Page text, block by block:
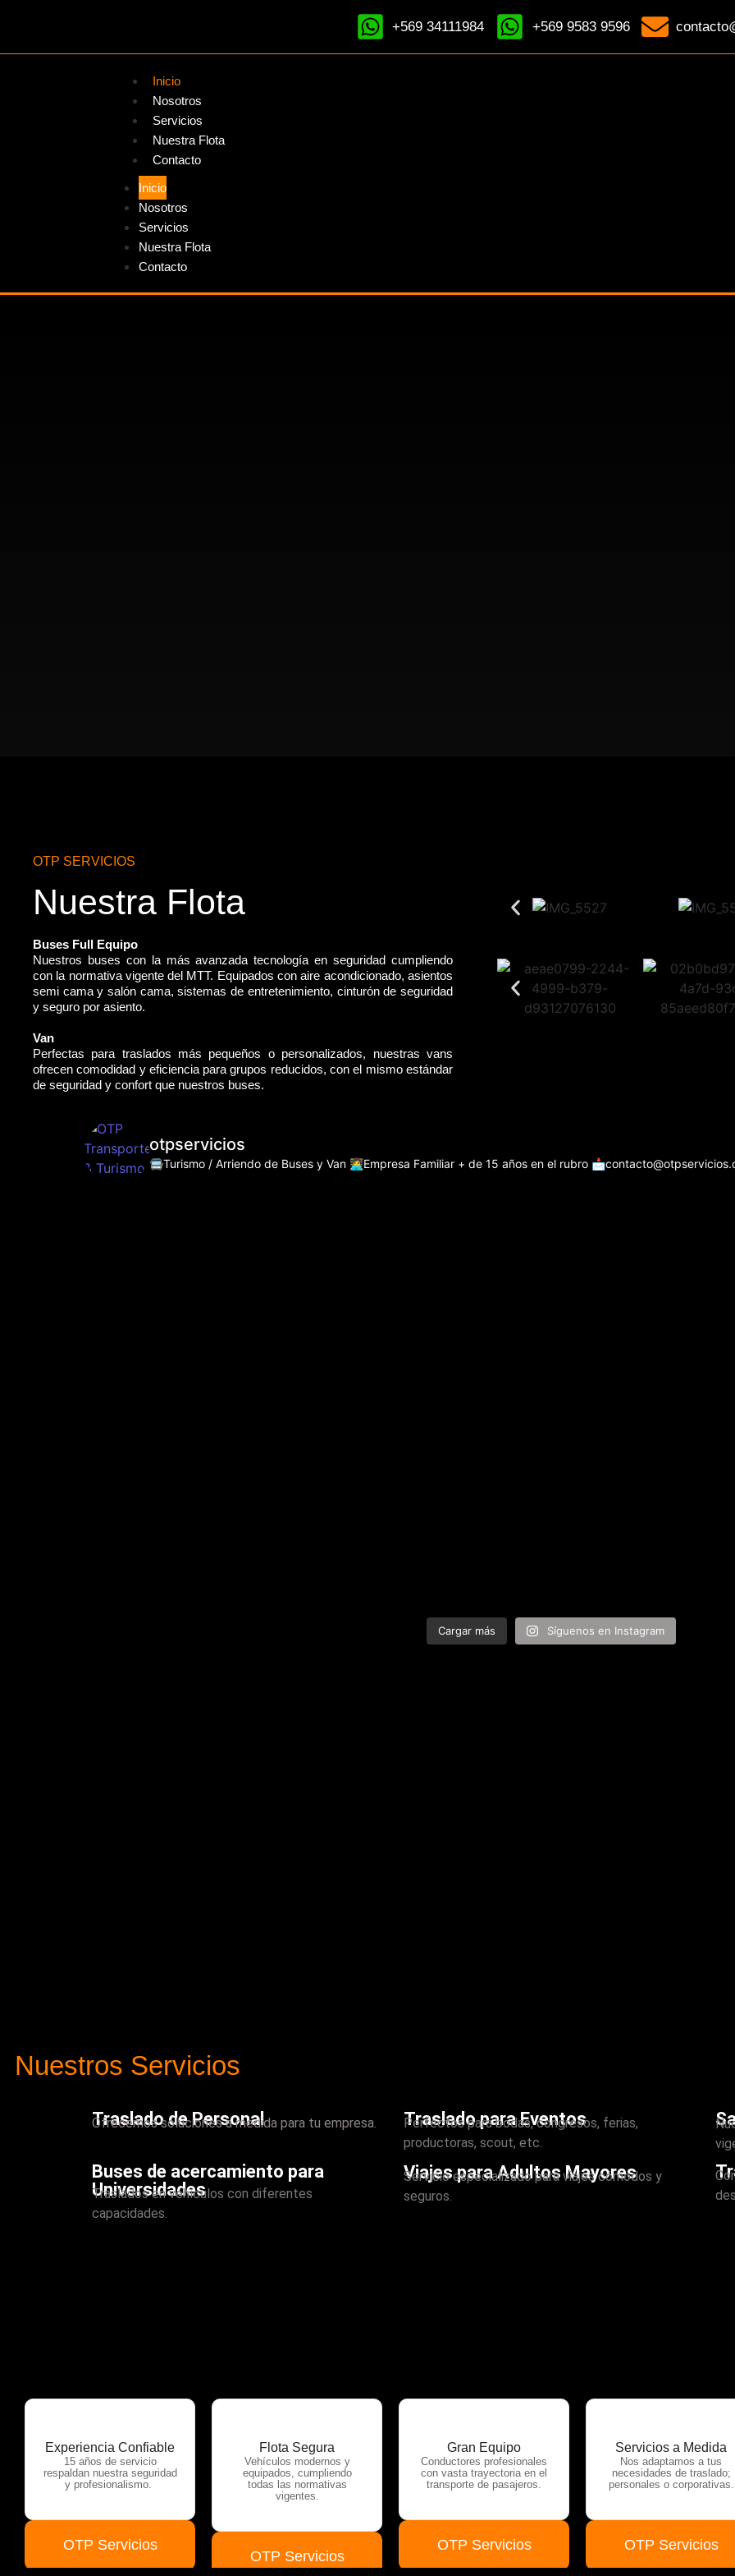
+569 34111984 +569 9583 9596
Inicio
Nosotros
Servicios
Nuestra Flota
Contacto
Inicio
Nosotros
Servicios
Nuestra Flota
Contacto
OTP SERVICIOS
Nuestra Flota
Buses Full Equipo
Nuestros buses con la más avanzada tecnología en seguridad cumpliendo
con la normativa vigente del MTT. Equipados con aire acondicionado, asientos
semi cama y salón cama, sistemas de entretenimiento, cinturón de seguridad
y seguro por asiento.
Van
Perfectas para traslados más pequeños o personalizados, nuestras vans
ofrecen comodidad y eficiencia para grupos reducidos, con el mismo estándar
de seguridad y confort que nuestros buses.
otpservicios
🚍Turismo / Arriendo de Buses y Van 👩‍💻Empresa Familiar + de 15 años en el rubro
Cargar más Síguenos en Instagram
Nuestros Servicios
Traslado de Personal
Ofrecemos soluciones a medida para tu empresa. Traslado para Eventos
Perfectos para bodas, congresos, ferias,
productoras, scout, etc.
Buses de acercamiento para
Universidades
Traslados en vehículos con diferentes
capacidades.
Viajes para Adultos Mayores
Servicio especializado para viajes cómodos y
seguros.
Experiencia Confiable
15 años de servicio
respaldan nuestra seguridad
y profesionalismo.
OTP Servicios
Flota Segura
Vehículos modernos y
equipados, cumpliendo
todas las normativas
vigentes.
OTP Servicios
Gran Equipo
Conductores profesionales
con vasta trayectoria en el
transporte de pasajeros.
OTP Servicios
Servicios a Medida
Nos adaptamos a tus
necesidades de traslado;
personales o corporativas.
OTP Servicios